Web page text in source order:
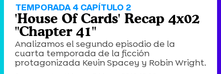
TEMPORADA 4 CAPÍTULO 2
'House Of Cards' Recap 4x02
"Chapter 41"
Analizamos el segundo episodio de la
cuarta temporada de la ficción
protagonizada Kevin Spacey y Robin Wright.